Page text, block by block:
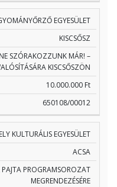
EGYESÜLET
KISCSŐSZ
SZÓRAKOZZUNK MÁR! –
KISCSŐSZÖN
10.000.000 Ft
650108/00012
KULTURÁLIS EGYESÜLET
ACSA
PROGRAMSOROZAT
MEGRENDEZÉSÉRE